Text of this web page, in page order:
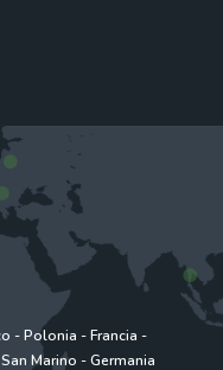
-Polonia -Francia -
Marino -Germania